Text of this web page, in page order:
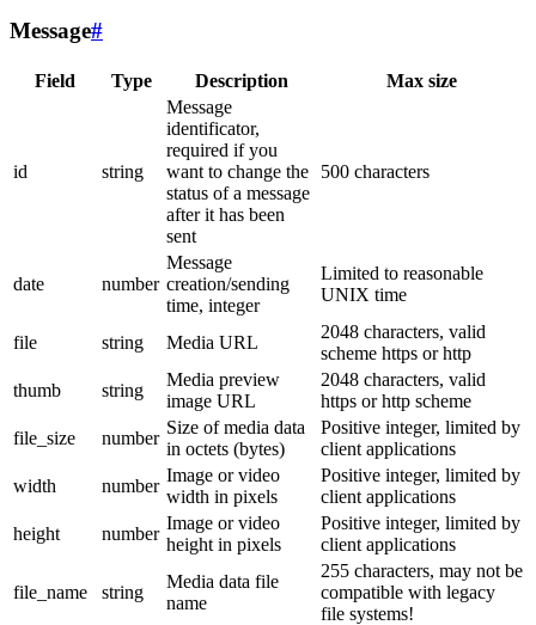
Message#
Field Type Description Max size
id string
Message
identificator,
required if you
want to change the
status of a message
after it has been
sent
500 characters
date number
Message
creation/sending
time, integer
Limited to reasonable
UNIX time
file string Media URL
2048 characters, valid
scheme https or http
thumb
string
Media preview
image URL
2048 characters, valid
https or http scheme
file_size
number
Size of media data
in octets (bytes)
Positive integer, limited by
client applications
width
number
Image or video
width in pixels
Positive integer, limited by
client applications
height
number
Image or video
height in pixels
Positive integer, limited by
client applications
file_name string
Media data file
name
255 characters, may not be
compatible with legacy
file systems!